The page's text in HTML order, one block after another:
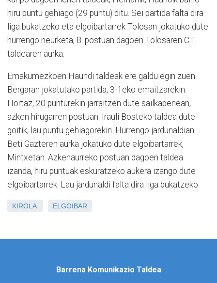
hiru puntu gehiago (29 puntu) ditu. Sei partida falta dira
liga bukatzeko eta elgoibartarrek Tolosan jokatuko dute
hurrengo neurketa, 8. postuan dagoen Tolosaren C.F.
taldearen aurka.
Emakumezkoen Haundi taldeak ere galdu egin zuen
Bergaran jokatutako partida, 3-1eko emaitzarekin.
Hortaz, 20 punturekin jarraitzen dute sailkapenean,
azken hirugarren postuan. Irauli Bosteko taldea dute
goitik, lau puntu gehiagorekin. Hurrengo jardunaldian
Beti Gazteren aurka jokatuko dute elgoibartarrek,
Mintxetan. Azkenaurreko postuan dagoen taldea
izanda, hiru puntuak eskuratzeko aukera izango dute
elgoibartarrek. Lau jardunaldi falta dira liga bukatzeko.
KIROLA ELGOIBAR
Barrena Komunikazio Taldea